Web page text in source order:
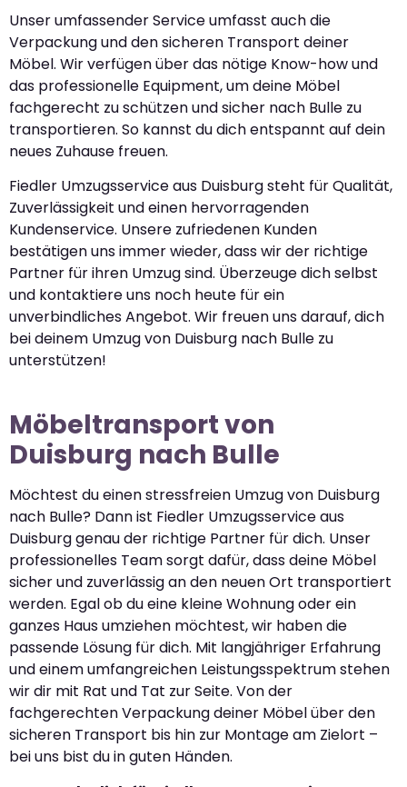
Unser umfassender Service umfasst auch die
Verpackung und den sicheren Transport deiner
Möbel. Wir verfügen über das nötige Know-how und
das professionelle Equipment, um deine Möbel
fachgerecht zu schützen und sicher nach Bulle zu
transportieren. So kannst du dich entspannt auf dein
neues Zuhause freuen.
Fiedler Umzugsservice aus Duisburg steht für Qualität,
Zuverlässigkeit und einen hervorragenden
Kundenservice. Unsere zufriedenen Kunden
bestätigen uns immer wieder, dass wir der richtige
Partner für ihren Umzug sind. Überzeuge dich selbst
und kontaktiere uns noch heute für ein
unverbindliches Angebot. Wir freuen uns darauf, dich
bei deinem Umzug von Duisburg nach Bulle zu
unterstützen!
Möbeltransport von
Duisburg nach Bulle
Möchtest du einen stressfreien Umzug von Duisburg
nach Bulle? Dann ist Fiedler Umzugsservice aus
Duisburg genau der richtige Partner für dich. Unser
professionelles Team sorgt dafür, dass deine Möbel
sicher und zuverlässig an den neuen Ort transportiert
werden. Egal ob du eine kleine Wohnung oder ein
ganzes Haus umziehen möchtest, wir haben die
passende Lösung für dich. Mit langjähriger Erfahrung
und einem umfangreichen Leistungsspektrum stehen
wir dir mit Rat und Tat zur Seite. Von der
fachgerechten Verpackung deiner Möbel über den
sicheren Transport bis hin zur Montage am Zielort –
bei uns bist du in guten Händen.